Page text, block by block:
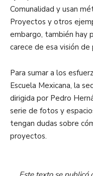
Comunalidad y usan
Proyectos y otros
embargo, también hay
carece de esa visión
Para sumar a los
Escuela Mexicana, la
dirigida por Pedro
serie de fotos y
tengan dudas sobre
proyectos.